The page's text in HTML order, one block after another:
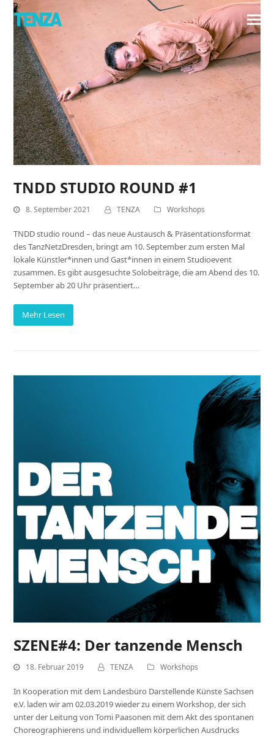
TNDD STUDIO ROUND #1
8. September 2021 TENZA Workshops
TNDD studio round – das neue Austausch & Präsentationsformat
des TanzNetzDresden, bringt am 10. September zum ersten Mal
lokale Künstler*innen und Gast*innen in einem Studioevent
zusammen. Es gibt ausgesuchte Solobeiträge, die am Abend des 10.
September ab 20 Uhr präsentiert…
Mehr Lesen
SZENE#4: Der tanzende Mensch
18. Februar 2019 TENZA Workshops
In Kooperation mit dem Landesbüro Darstellende Künste Sachsen
e.V. laden wir am 02.03.2019 wieder zu einem Workshop, der sich
unter der Leitung von Tomi Paasonen mit dem Akt des spontanen
Choreographierens und individuellem körperlichen Ausdrucks